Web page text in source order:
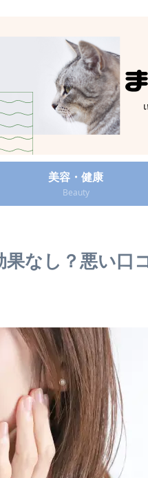
美容・健康
Beauty
なし？悪い口